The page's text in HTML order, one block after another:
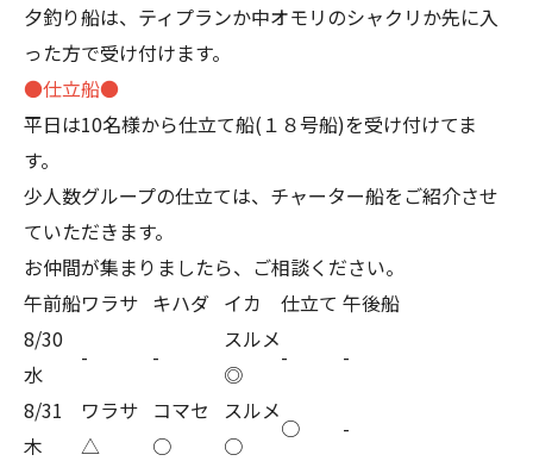
夕釣り船は、ティプランか中オモリのシャクリか先に入
った方で受け付けます。
●仕立船●
平日は10名様から仕立て船(１８号船)を受け付けてま
す。
少人数グループの仕立ては、チャーター船をご紹介させ
ていただきます。
お仲間が集まりましたら、ご相談ください。
午前船ワラサ キハダ イカ 仕立て 午後船
8/30
水
- -
スルメ
◎
-
-
8/31
木
ワラサ
△
コマセ
○
スルメ
○
○ -